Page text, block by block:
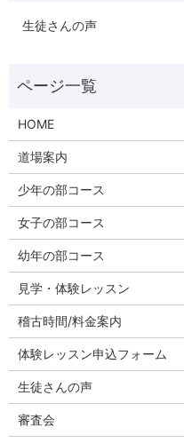
生徒さんの声
HOME
道場案内
少年の部コース
女子の部コース
幼年の部コース
見学・体験レッスン
稽古時間/料金案内
体験レッスン申込フォーム
生徒さんの声
審査会